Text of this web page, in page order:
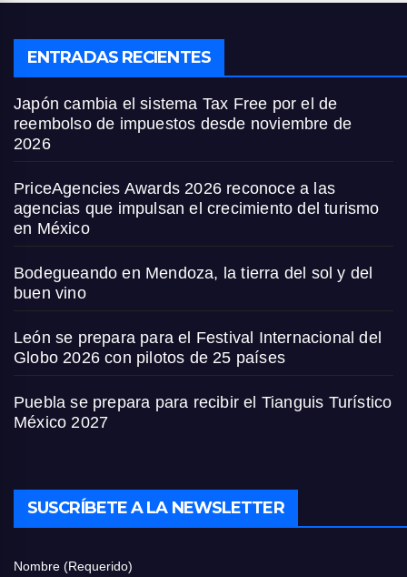
ENTRADAS RECIENTES
Japón cambia el sistema Tax Free por el de
reembolso de impuestos desde noviembre de
2026
PriceAgencies Awards 2026 reconoce a las
agencias que impulsan el crecimiento del turismo
en México
Bodegueando en Mendoza, la tierra del sol y del
buen vino
León se prepara para el Festival Internacional del
Globo 2026 con pilotos de 25 países
Puebla se prepara para recibir el Tianguis Turístico
México 2027
SUSCRÍBETE A LA NEWSLETTER
Nombre (Requerido)